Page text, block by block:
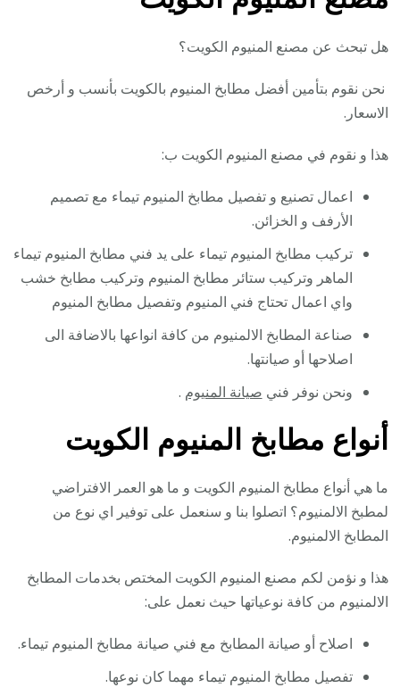
هل تبحث عن مصنع المنيوم الكويت؟
نحن نقوم بتأمين أفضل مطابخ المنيوم بالكويت بأنسب و أرخص
الاسعار.
هذا و نقوم في مصنع المنيوم الكويت ب:
اعمال تصنيع و تفصيل مطابخ المنيوم تيماء مع تصميم
الأرفف و الخزائن.
تركيب مطابخ المنيوم تيماء على يد فني مطابخ المنيوم تيماء
الماهر وتركيب ستائر مطابخ المنيوم وتركيب مطابخ خشب
واي اعمال تحتاج فني المنيوم وتفصيل مطابخ المنيوم
صناعة المطابخ الالمنيوم من كافة انواعها بالاضافة الى
اصلاحها أو صيانتها.
ونحن نوفر فني صيانة المنيوم .
أنواع مطابخ المنيوم الكويت
ما هي أنواع مطابخ المنيوم الكويت و ما هو العمر الافتراضي
لمطبخ الالمنيوم؟ اتصلوا بنا و سنعمل على توفير اي نوع من
المطابخ الالمنيوم.
هذا و نؤمن لكم مصنع المنيوم الكويت المختص بخدمات المطابخ
الالمنيوم من كافة نوعياتها حيث نعمل على:
اصلاح أو صيانة المطابخ مع فني صيانة مطابخ المنيوم تيماء.
تفصيل مطابخ المنيوم تيماء مهما كان نوعها.